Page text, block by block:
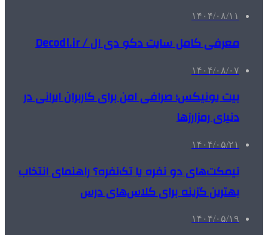
۱۴۰۴/۰۸/۱۱
معرفی کامل سایت دکو دی ال / Decodl.ir
۱۴۰۴/۰۸/۰۷
بیت یونیکس؛ صرافی امن برای کاربران ایرانی در
دنیای رمزارزها
۱۴۰۴/۰۵/۲۱
نیمکت‌های دو نفره یا تک‌نفره؟ راهنمای انتخاب
بهترین گزینه برای کلاس‌های درس
۱۴۰۴/۰۵/۱۹